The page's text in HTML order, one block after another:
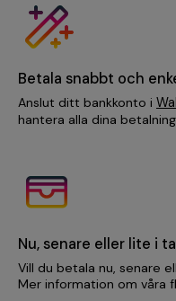
Betala snabbt och
Anslut ditt bankkonto i
hantera alla dina
Nu, senare eller lite i
Vill du betala nu, senare
Mer information om våra